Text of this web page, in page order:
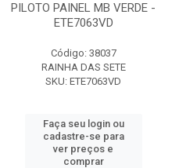
PILOTO PAINEL MB VERDE -
ETE7063VD
Código: 38037
RAINHA DAS SETE
SKU: ETE7063VD
Faça seu login ou
cadastre-se para
ver preços e
comprar